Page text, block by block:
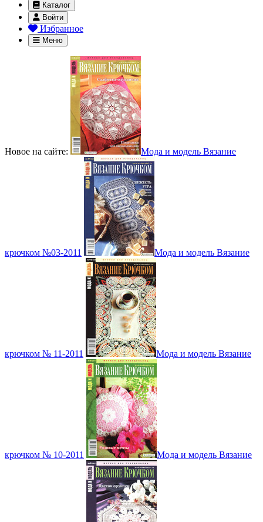
Каталог
Войти
Избранное
Меню
Новое на сайте: Мода и модель Вязание
крючком №03-2011 Мода и модель Вязание
крючком № 11-2011 Мода и модель Вязание
крючком № 10-2011 Мода и модель Вязание